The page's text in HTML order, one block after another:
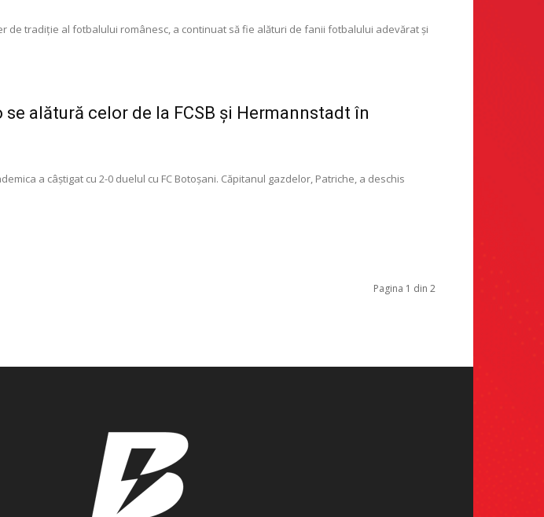
de tradiție al fotbalului românesc, a continuat să fie alături de fanii fotbalului adevărat și
alătură celor de la FCSB și Hermannstadt în
a câștigat cu 2-0 duelul cu FC Botoșani. Căpitanul gazdelor, Patriche, a deschis
Pagina 1 din 2